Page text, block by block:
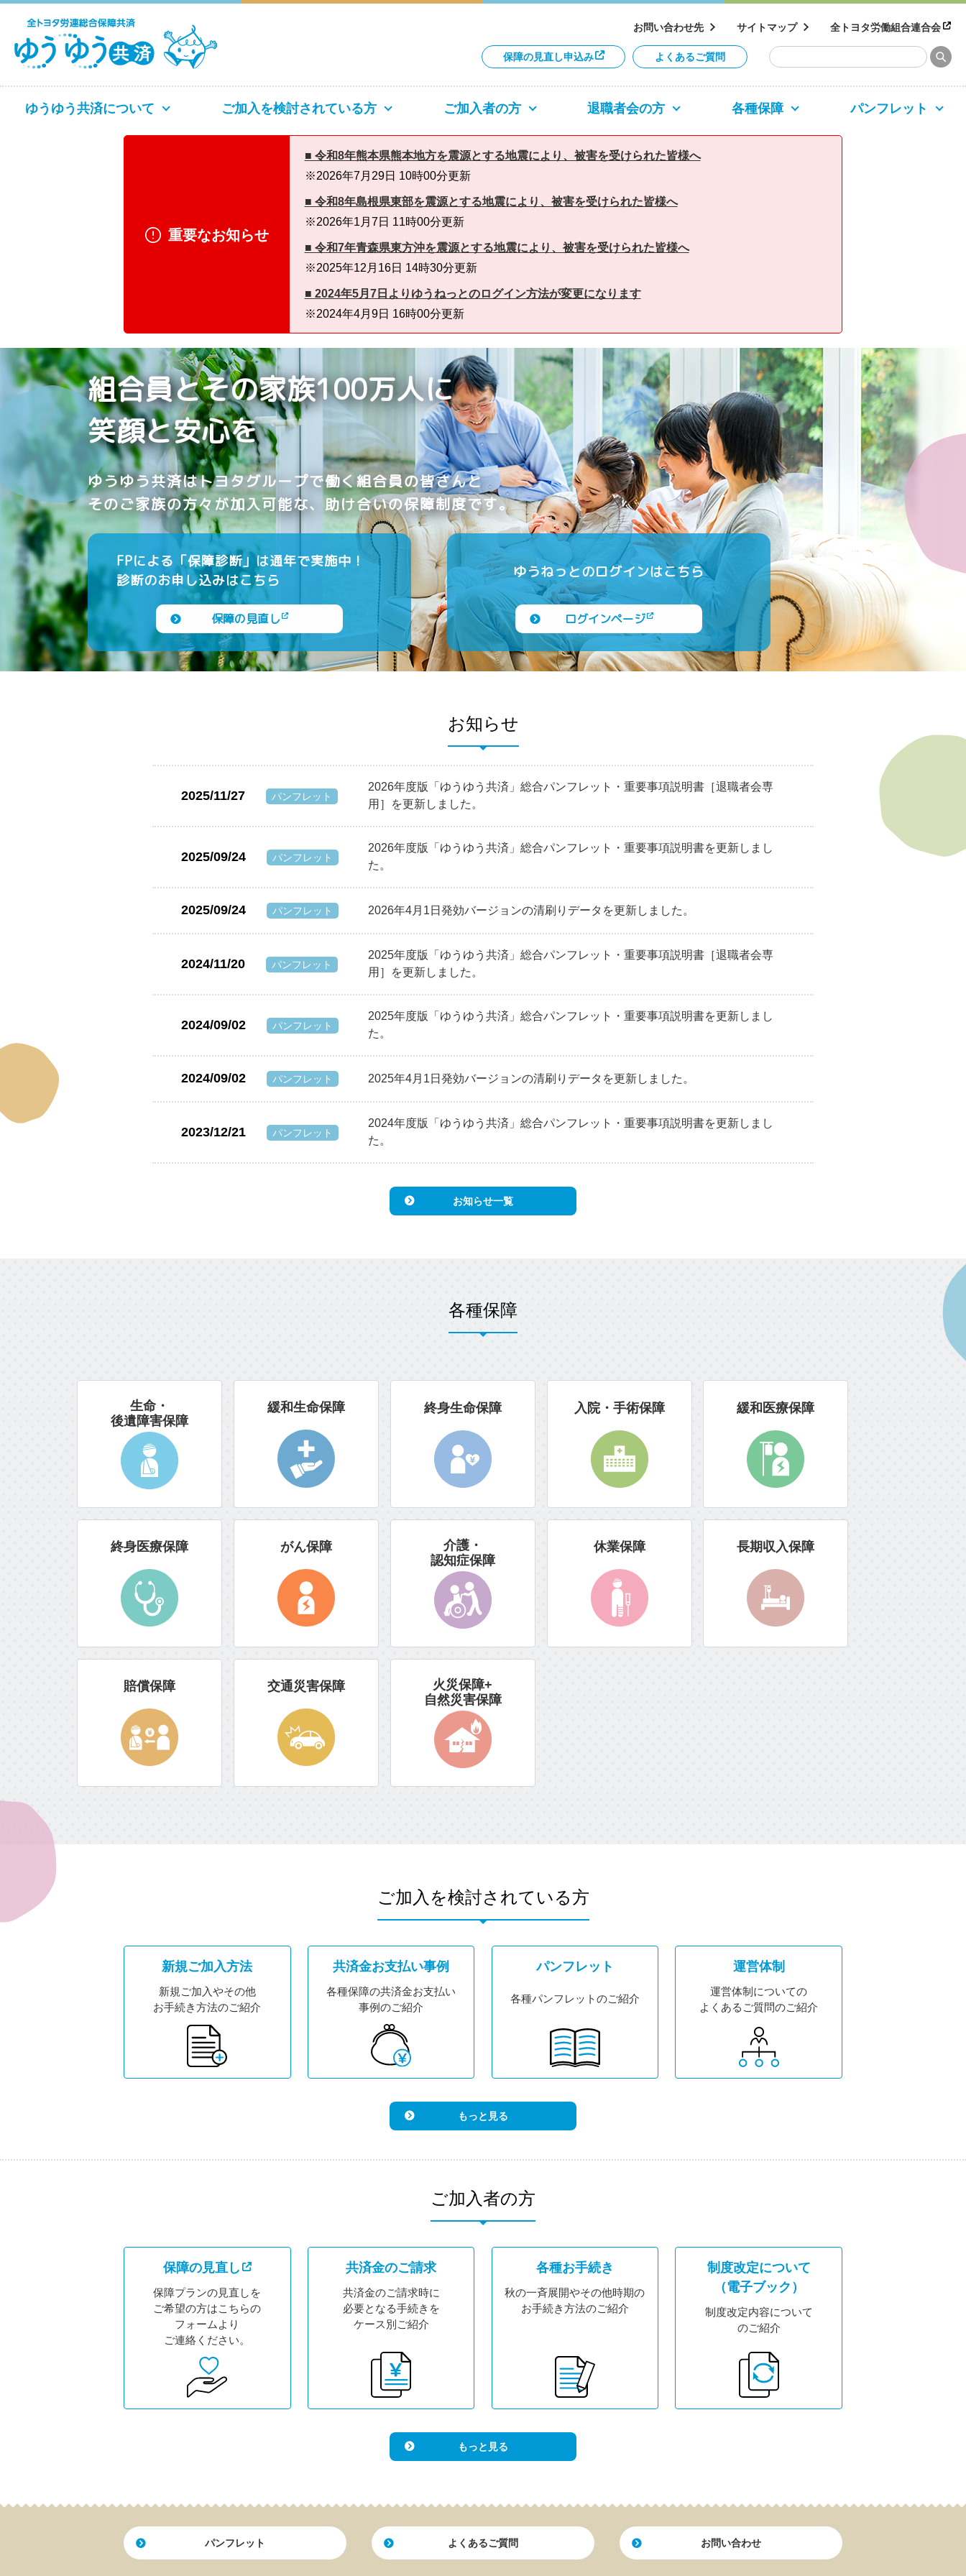
お問い合わせ先 サイトマップ 全トヨタ労働組合連合会
保障の見直し申込み よくあるご質問
ゆうゆう共済について ご加入を検討されている方 ご加入者の方 退職者会の方 各種保障 パンフレット
重要なお知らせ
■ 令和8年熊本県熊本地方を震源とする地震により、被害を受けられた皆様へ
※2026年7月29日 10時00分更新
■ 令和8年島根県東部を震源とする地震により、被害を受けられた皆様へ
※2026年1月7日 11時00分更新
■ 令和7年青森県東方沖を震源とする地震により、被害を受けられた皆様へ
※2025年12月16日 14時30分更新
■ 2024年5月7日よりゆうねっとのログイン方法が変更になります
※2024年4月9日 16時00分更新
組合員とその家族100万人に
笑顔と安心を
ゆうゆう共済はトヨタグループで働く組合員の皆さんと
そのご家族の方々が加入可能な、 助け合いの保障制度です。
FPによる「保障診断」は通年で実施中！
診断のお申し込みはこちら
保障の見直し
ゆうねっとのログインはこちら
ログインページ
お知らせ
2025/11/27 パンフレット
2026年度版「ゆうゆう共済」総合パンフレット・重要事項説明書［退職者会専
用］を更新しました。
2025/09/24 パンフレット
2026年度版「ゆうゆう共済」総合パンフレット・重要事項説明書を更新しまし
た。
2025/09/24 パンフレット 2026年4月1日発効バージョンの清刷りデータを更新しました。
2024/11/20 パンフレット
2025年度版「ゆうゆう共済」総合パンフレット・重要事項説明書［退職者会専
用］を更新しました。
2024/09/02 パンフレット
2025年度版「ゆうゆう共済」総合パンフレット・重要事項説明書を更新しまし
た。
2024/09/02 パンフレット 2025年4月1日発効バージョンの清刷りデータを更新しました。
2023/12/21 パンフレット
2024年度版「ゆうゆう共済」総合パンフレット・重要事項説明書を更新しまし
た。
お知らせ一覧
各種保障
生命・
後遺障害保障
緩和生命保障 終身生命保障 入院・手術保障 緩和医療保障
終身医療保障 がん保障
介護・
認知症保障
休業保障 長期収入保障
賠償保障 交通災害保障
火災保障+
自然災害保障
ご加入を検討されている方
新規ご加入方法
新規ご加入やその他
お手続き方法のご紹介
共済金お支払い事例
各種保障の共済金お支払い
事例のご紹介
パンフレット
各種パンフレットのご紹介
運営体制
運営体制についての
よくあるご質問のご紹介
もっと見る
ご加入者の方
保障の見直し
保障プランの見直しを
ご希望の方はこちらの
フォームより
ご連絡ください。
共済金のご請求
共済金のご請求時に
必要となる手続きを
ケース別ご紹介
各種お手続き
秋の一斉展開やその他時期の
お手続き方法のご紹介
制度改定について
（電子ブック）
制度改定内容について
のご紹介
もっと見る
パンフレット よくあるご質問 お問い合わせ